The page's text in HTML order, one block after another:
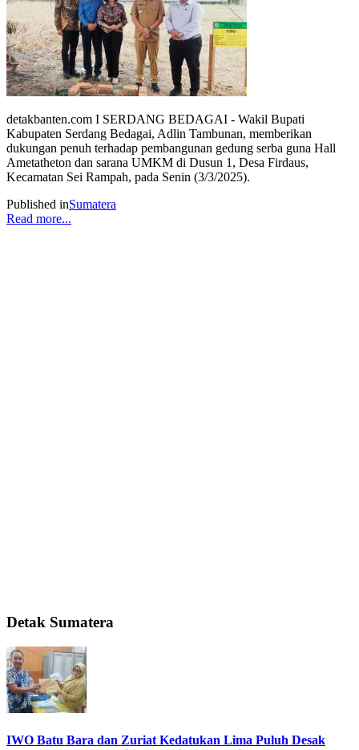
detakbanten.com I SERDANG BEDAGAI - Wakil Bupati
Kabupaten Serdang Bedagai, Adlin Tambunan, memberikan
dukungan penuh terhadap pembangunan gedung serba guna Hall
Ametatheton dan sarana UMKM di Dusun 1, Desa Firdaus,
Kecamatan Sei Rampah, pada Senin (3/3/2025).
Published inSumatera
Read more...
Detak Sumatera
IWO Batu Bara dan Zuriat Kedatukan Lima Puluh Desak